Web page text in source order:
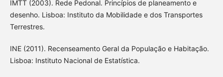
IMTT (2003). Rede Pedonal. Princípios de planeamento e
desenho. Lisboa: Instituto da Mobilidade e dos Transportes
Terrestres.
INE (2011). Recenseamento Geral da População e Habitação.
Lisboa: Instituto Nacional de Estatística.